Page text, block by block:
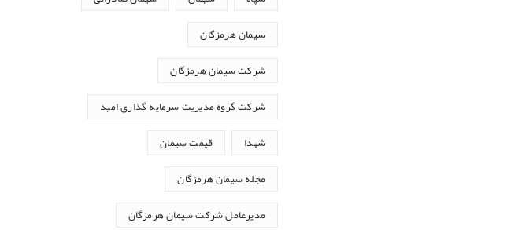
سیمان هرمزگان
شرکت سیمان هرمزگان
شرکت گروه مدیریت سرمایه گذاری امید
شهدا قیمت سیمان
مجله سیمان هرمزگان
مدیرعامل شرکت سیمان هرمزگان